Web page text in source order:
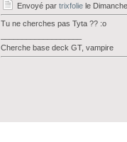
Envoyé par trixfolie le
Tu ne cherches pas Tyta ?? :o
Cherche base deck GT, vampire